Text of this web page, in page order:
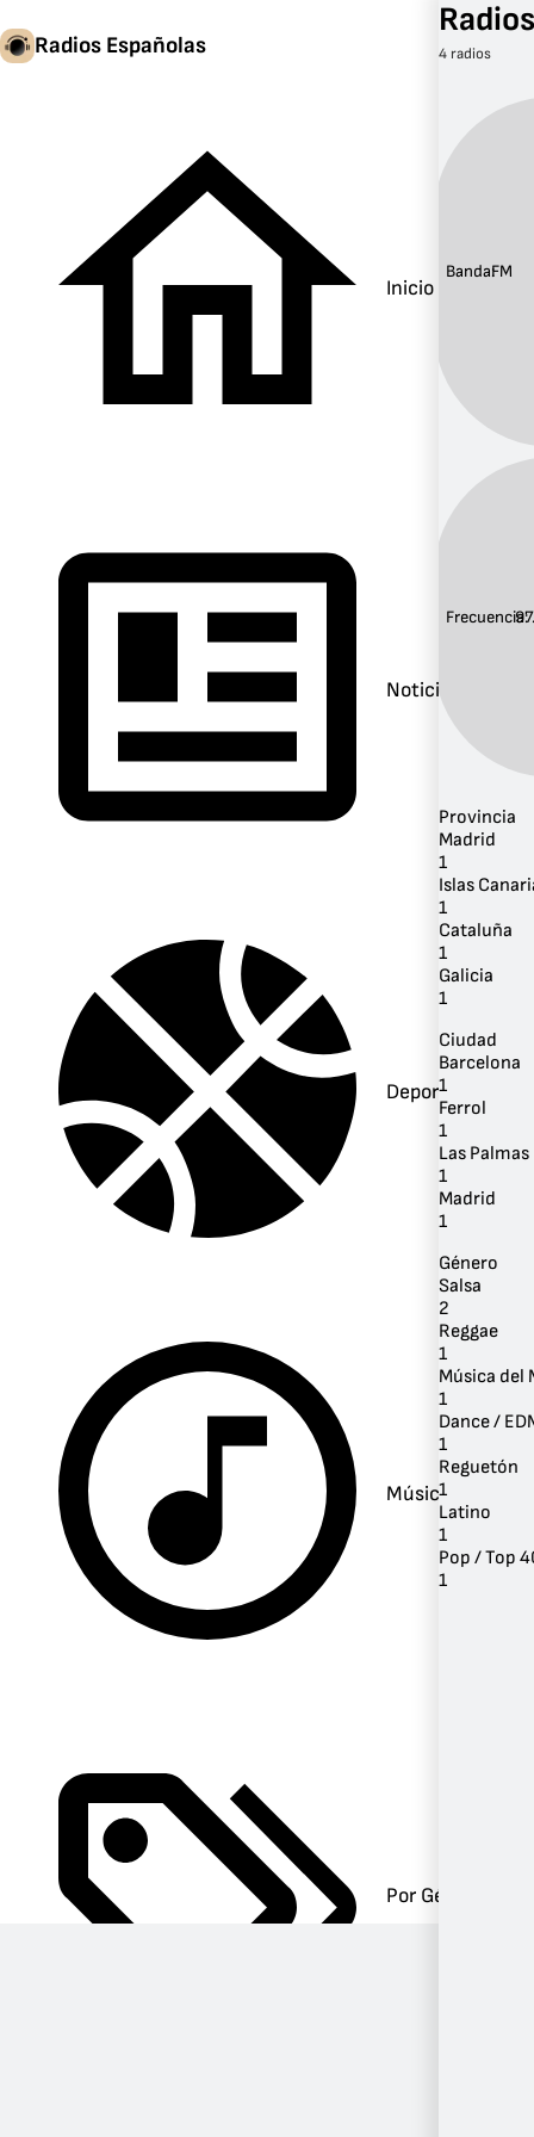
Radios Españolas
Inicio
Noticias
Deportes
Música
Por Género
4 radios
Banda:FM
Frecuencia:
Provincia
Madrid
1
Islas
1
Cataluña
1
Galicia
1
Ciudad
Barcelona
1
Ferrol
1
Las
1
Madrid
1
Género
Salsa
2
Reggae
1
Música del
1
Dance /
1
Reguetón
1
Latino
1
Pop / Top
1